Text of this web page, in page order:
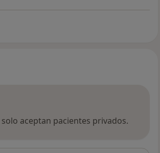
aceptan pacientes privados.